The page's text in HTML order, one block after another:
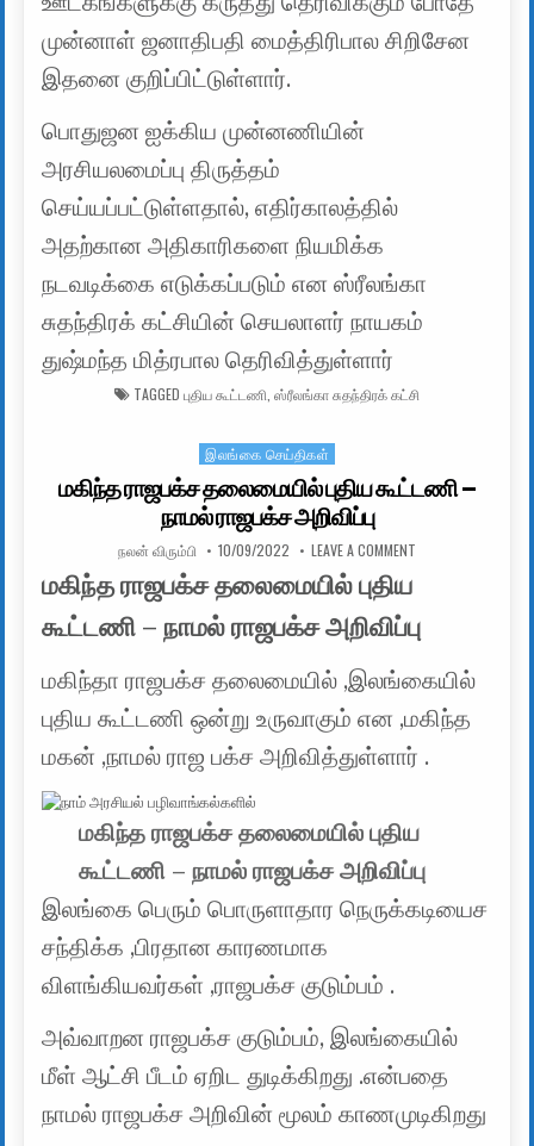
முன்னாள் ஜனாதிபதி மைத்திரிபால சிறிசேன
இதனை குறிப்பிட்டுள்ளார்.
பொதுஜன ஐக்கிய முன்னணியின்
அரசியலமைப்பு திருத்தம்
செய்யப்பட்டுள்ளதால், எதிர்காலத்தில்
அதற்கான அதிகாரிகளை நியமிக்க
நடவடிக்கை எடுக்கப்படும் என ஸ்ரீலங்கா
சுதந்திரக் கட்சியின் செயலாளர் நாயகம்
துஷ்மந்த மித்ரபால தெரிவித்துள்ளார்
TAGGED புதிய கூட்டணி ஸ்ரீலங்கா சுதந்திரக் கட்சி
Posted in
இலங்கை செய்திகள்
மகிந்த ராஜபக்ச தலைமையில் புதிய கூட்டணி –
நாமல் ராஜபக்ச அறிவிப்பு
AUTHOR:
நலன் விரும்பி PUBLISHED DATE:
10/09/2022 LEAVE A COMMENT
மகிந்த ராஜபக்ச தலைமையில் புதிய
கூட்டணி – நாமல் ராஜபக்ச அறிவிப்பு
மகிந்தா ராஜபக்ச தலைமையில் ,இலங்கையில்
புதிய கூட்டணி ஒன்று உருவாகும் என ,மகிந்த
மகன் ,நாமல் ராஜ பக்ச அறிவித்துள்ளார் .
மகிந்த ராஜபக்ச தலைமையில் புதிய
கூட்டணி – நாமல் ராஜபக்ச அறிவிப்பு
இலங்கை பெரும் பொருளாதார நெருக்கடியைச
சந்திக்க ,பிரதான காரணமாக
விளங்கியவர்கள் ,ராஜபக்ச குடும்பம் .
அவ்வாறன ராஜபக்ச குடும்பம், இலங்கையில்
மீள் ஆட்சி பீடம் ஏறிட துடிக்கிறது .என்பதை
நாமல் ராஜபக்ச அறிவின் மூலம் காணமுடிகிறது